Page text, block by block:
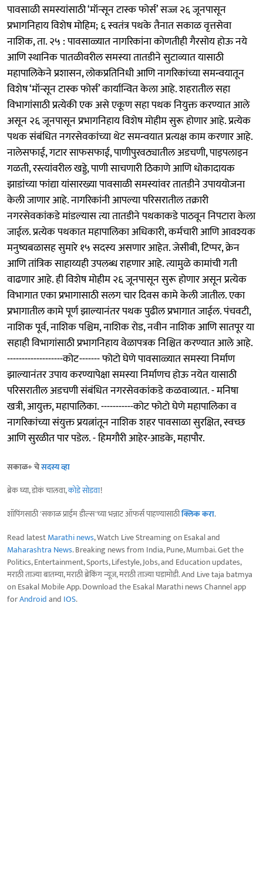
पावसाळी समस्यांसाठी ‘मॉन्सून टास्क फोर्स’ सज्ज २६ जूनपासून
प्रभागनिहाय विशेष मोहिम; ६ स्वतंत्र पथके तैनात सकाळ वृत्तसेवा
नाशिक, ता. २५ : पावसाळ्यात नागरिकांना कोणतीही गैरसोय होऊ नये
आणि स्थानिक पातळीवरील समस्या तातडीने सुटाव्यात यासाठी
महापालिकेने प्रशासन, लोकप्रतिनिधी आणि नागरिकांच्या समन्वयातून
विशेष ‘मॉन्सून टास्क फोर्स’ कार्यान्वित केला आहे. शहरातील सहा
विभागांसाठी प्रत्येकी एक असे एकूण सहा पथक नियुक्त करण्यात आले
असून २६ जूनपासून प्रभागनिहाय विशेष मोहीम सुरू होणार आहे. प्रत्येक
पथक संबंधित नगरसेवकांच्या थेट समन्वयात प्रत्यक्ष काम करणार आहे.
नालेसफाई, गटार साफसफाई, पाणीपुरवठ्यातील अडचणी, पाइपलाइन
गळती, रस्त्यांवरील खड्डे, पाणी साचणारी ठिकाणे आणि धोकादायक
झाडांच्या फांद्या यांसारख्या पावसाळी समस्यांवर तातडीने उपाययोजना
केली जाणार आहे. नागरिकांनी आपल्या परिसरातील तक्रारी
नगरसेवकांकडे मांडल्यास त्या तातडीने पथकाकडे पाठवून निपटारा केला
जाईल. प्रत्येक पथकात महापालिका अधिकारी, कर्मचारी आणि आवश्यक
मनुष्यबळासह सुमारे १५ सदस्य असणार आहेत. जेसीबी, टिप्पर, क्रेन
आणि तांत्रिक साहाय्यही उपलब्ध राहणार आहे. त्यामुळे कामांची गती
वाढणार आहे. ही विशेष मोहीम २६ जूनपासून सुरू होणार असून प्रत्येक
विभागात एका प्रभागासाठी सलग चार दिवस कामे केली जातील. एका
प्रभागातील कामे पूर्ण झाल्यानंतर पथक पुढील प्रभागात जाईल. पंचवटी,
नाशिक पूर्व, नाशिक पश्चिम, नाशिक रोड, नवीन नाशिक आणि सातपूर या
सहाही विभागांसाठी प्रभागनिहाय वेळापत्रक निश्चित करण्यात आले आहे.
-------------------कोट------- फोटो घेणे पावसाळ्यात समस्या निर्माण
झाल्यानंतर उपाय करण्यापेक्षा समस्या निर्माणच होऊ नयेत यासाठी
परिसरातील अडचणी संबंधित नगरसेवकांकडे कळवाव्यात. - मनिषा
खत्री, आयुक्त, महापालिका. -----------कोट फोटो घेणे महापालिका व
नागरिकांच्या संयुक्त प्रयत्नांतून नाशिक शहर पावसाळा सुरक्षित, स्वच्छ
आणि सुरळीत पार पडेल. - हिमगौरी आहेर-आडके, महापौर.
सकाळ+ चेसदस्य व्हा
ब्रेक घ्या, डोकं चालवा,कोडे सोडवा!
शॉपिंगसाठी 'सकाळ प्राईम डील्स'च्या भन्नाट ऑफर्स पाहण्यासाठीक्लिक करा.
Read latestMarathi news, Watch Live Streaming on Esakal and
Maharashtra News. Breaking news from India, Pune, Mumbai. Get the
Politics, Entertainment, Sports, Lifestyle, Jobs, and Education updates,
मराठी ताज्या बातम्या, मराठी ब्रेकिंग न्यूज, मराठी ताज्या घडामोडी. And Live taja batmya
on Esakal Mobile App. Download the Esakal Marathi news Channel app
forAndroidand IOS.